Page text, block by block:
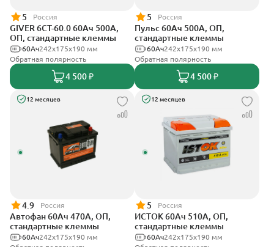
5 Россия
GIVER 6СТ-60.0 60Ач 500А,
ОП, стандартные клеммы
242х175х190 мм
60Ач
Обратная полярность
4 500 ₽
5 Россия
Пульс 60Ач 500А, ОП,
стандартные клеммы
242x175x190 мм
60Ач
Обратная полярность
4 500 ₽
12 месяцев
4.9 Россия
Автофан 60Ач 470А, ОП,
стандартные клеммы
242х175х190 мм
60Ач
12 месяцев
5 Россия
ИСТОК 60Ач 510А, ОП,
стандартные клеммы
242x175x190 мм
60Ач